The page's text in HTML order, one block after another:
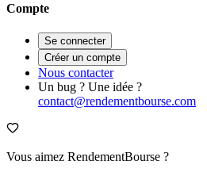
Compte
Se connecter
Créer un compte
Nous contacter
Un bug ? Une idée ?
contact@rendementbourse.com
Vous aimez RendementBourse ?